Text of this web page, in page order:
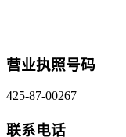
营业执照号码
425-87-00267
联系电话